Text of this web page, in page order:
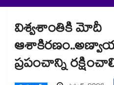
విశ్వశాంతికి మోదీ
ప్రపంచాన్ని